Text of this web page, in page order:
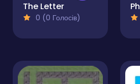
The Letter
0 (0 Голосів)